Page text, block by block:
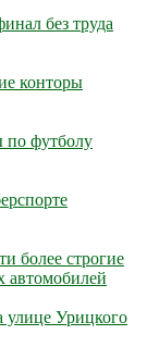
без труда
конторы
по футболу
более строгие
автомобилей
улице Урицкого